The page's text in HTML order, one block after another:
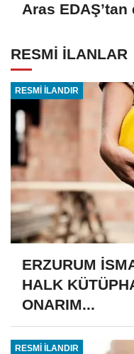
Aras
RESMİ İLANLAR
RESMİ İLANDIR
ERZURUM
HALK
ONARIM...
RESMİ İLANDIR